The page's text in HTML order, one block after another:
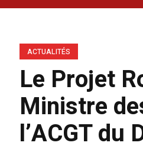
ACTUALITÉS
Le Projet
Ministre
l’ACGT du